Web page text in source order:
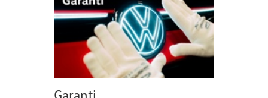
RESERVEDELE
NYHEDER
Garanti